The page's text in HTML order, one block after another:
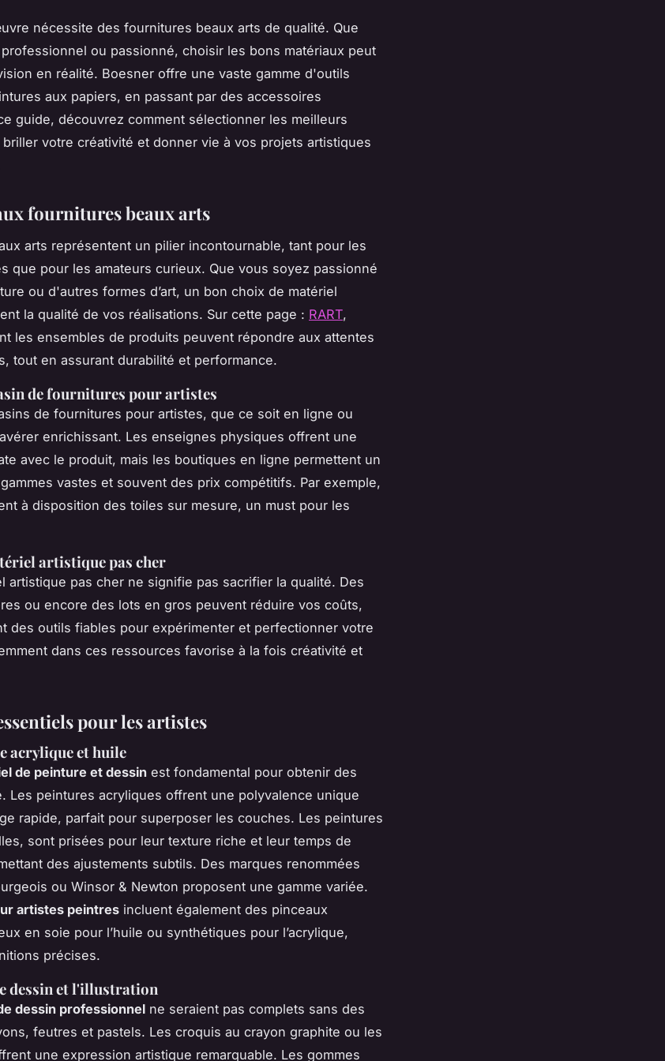
nécessite des fournitures beaux arts de qualité. Que
ou passionné, choisir les bons matériaux peut
en réalité. Boesner offre une vaste gamme d'outils
aux papiers, en passant par des accessoires
guide, découvrez comment sélectionner les meilleurs
votre créativité et donner vie à vos projets artistiques
fournitures beaux arts
arts représentent un pilier incontournable, tant pour les
que pour les amateurs curieux. Que vous soyez passionné
ou d'autres formes d’art, un bon choix de matériel
la qualité de vos réalisations. Sur cette page : RART,
les ensembles de produits peuvent répondre aux attentes
tout en assurant durabilité et performance.
de fournitures pour artistes
de fournitures pour artistes, que ce soit en ligne ou
enrichissant. Les enseignes physiques offrent une
avec le produit, mais les boutiques en ligne permettent un
vastes et souvent des prix compétitifs. Par exemple,
à disposition des toiles sur mesure, un must pour les
artistique pas cher
artistique pas cher ne signifie pas sacrifier la qualité. Des
ou encore des lots en gros peuvent réduire vos coûts,
des outils fiables pour expérimenter et perfectionner votre
dans ces ressources favorise à la fois créativité et
pour les artistes
acrylique et huile
de peinture et dessin est fondamental pour obtenir des
Les peintures acryliques offrent une polyvalence unique
rapide, parfait pour superposer les couches. Les peintures
sont prisées pour leur texture riche et leur temps de
des ajustements subtils. Des marques renommées
ou Winsor & Newton proposent une gamme variée.
artistes peintres incluent également des pinceaux
en soie pour l’huile ou synthétiques pour l’acrylique,
précises.
dessin et l'illustration
dessin professionnel ne seraient pas complets sans des
feutres et pastels. Les croquis au crayon graphite ou les
une expression artistique remarquable. Les gommes